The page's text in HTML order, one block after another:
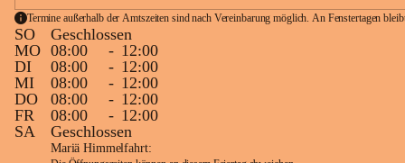
Termine außerhalb der Amtszeiten sind nach Vereinbarung möglich. An Fenstertagen
SO
Geschlossen
MO 08:00 - 12:00
DI
08:00 - 12:00
MI
08:00 - 12:00
DO
08:00 - 12:00
FR
08:00 - 12:00
SA
Geschlossen
Mariä Himmelfahrt: